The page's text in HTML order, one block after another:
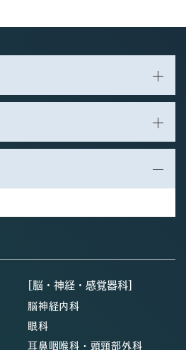
[脳・神経・感覚器科]
脳神経内科
眼科
耳鼻咽喉科・頭頸部外科